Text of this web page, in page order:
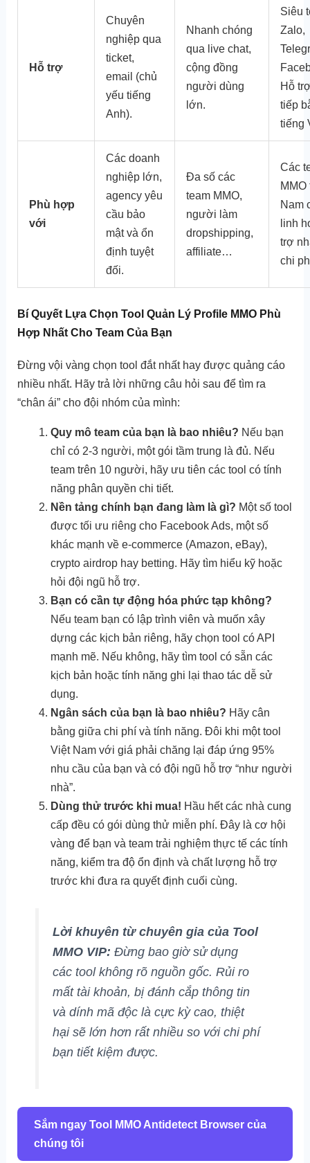
Hỗ trợ
Chuyên
nghiệp qua
ticket,
email (chủ
yếu tiếng
Anh).
Nhanh chóng
qua live chat,
cộng đồng
người dùng
lớn.
Siêu
Zalo,
Hỗ
tiếp
tiếng
Phù hợp
với
Các doanh
nghiệp lớn,
agency yêu
cầu bảo
mật và ổn
định tuyệt
đối.
Đa số các
team MMO,
người làm
dropshipping,
affiliate…
Các
MMO
Nam
linh
trợ
chi
Bí Quyết Lựa Chọn Tool Quản Lý Profile MMO Phù
Hợp Nhất Cho Team Của Bạn
Đừng vội vàng chọn tool đắt nhất hay được quảng cáo
nhiều nhất. Hãy trả lời những câu hỏi sau để tìm ra
“chân ái” cho đội nhóm của mình:
Quy mô team của bạn là bao nhiêu? Nếu bạn
chỉ có 2-3 người, một gói tầm trung là đủ. Nếu
team trên 10 người, hãy ưu tiên các tool có tính
năng phân quyền chi tiết.
Nền tảng chính bạn đang làm là gì? Một số tool
được tối ưu riêng cho Facebook Ads, một số
khác mạnh về e-commerce (Amazon, eBay),
crypto airdrop hay betting. Hãy tìm hiểu kỹ hoặc
hỏi đội ngũ hỗ trợ.
Bạn có cần tự động hóa phức tạp không?
Nếu team bạn có lập trình viên và muốn xây
dựng các kịch bản riêng, hãy chọn tool có API
mạnh mẽ. Nếu không, hãy tìm tool có sẵn các
kịch bản hoặc tính năng ghi lại thao tác dễ sử
dụng.
Ngân sách của bạn là bao nhiêu? Hãy cân
bằng giữa chi phí và tính năng. Đôi khi một tool
Việt Nam với giá phải chăng lại đáp ứng 95%
nhu cầu của bạn và có đội ngũ hỗ trợ “như người
nhà”.
Dùng thử trước khi mua! Hầu hết các nhà cung
cấp đều có gói dùng thử miễn phí. Đây là cơ hội
vàng để bạn và team trải nghiệm thực tế các tính
năng, kiểm tra độ ổn định và chất lượng hỗ trợ
trước khi đưa ra quyết định cuối cùng.
Lời khuyên từ chuyên gia của Tool
MMO VIP: Đừng bao giờ sử dụng
các tool không rõ nguồn gốc. Rủi ro
mất tài khoản, bị đánh cắp thông tin
và dính mã độc là cực kỳ cao, thiệt
hại sẽ lớn hơn rất nhiều so với chi phí
bạn tiết kiệm được.
Sắm ngay Tool MMO Antidetect Browser của
chúng tôi